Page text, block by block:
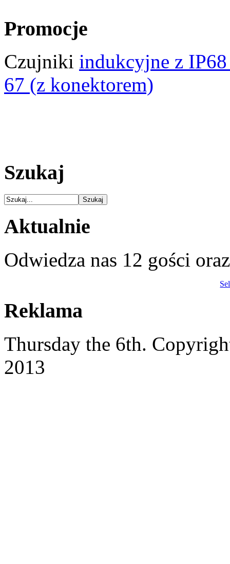
Promocje
Czujniki indukcyjne z IP68
67 (z konektorem)
Szukaj
Aktualnie
Odwiedza nas 12 gości
Reklama
Thursday the 6th.
2013